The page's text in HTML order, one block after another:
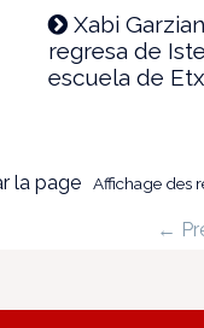
Xabi
regresa de
escuela de
la page Affichage des
←